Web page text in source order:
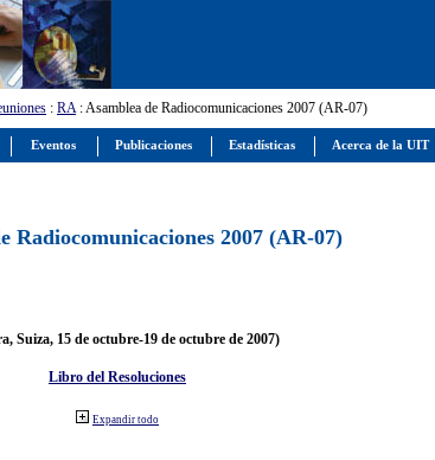
: RA: Asamblea de Radiocomunicaciones 2007 (AR-07)
Radiocomunicaciones 2007 (AR-07)
Suiza, 15 de octubre-19 de octubre de 2007)
Libro del Resoluciones
Expandir todo
Eventos Publicaciones Estadísticas Acerca de la UIT